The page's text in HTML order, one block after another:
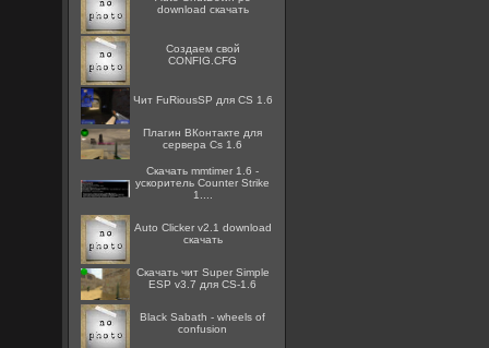
download скачать
Создаем свой
CONFIG.CFG
Чит FuRiousSP для CS 1.6
Плагин ВКонтакте для
сервера Cs 1.6
Скачать mmtimer 1.6 -
ускоритель Counter Strike
1....
Auto Clicker v2.1 download
скачать
Скачать чит Super Simple
ESP v3.7 для CS-1.6
Black Sabath - wheels of
confusion